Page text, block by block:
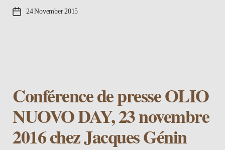
Post24 November 2015
Conférence de presse OLIO
NUOVO DAY, 23 novembre
2016 chez Jacques Génin